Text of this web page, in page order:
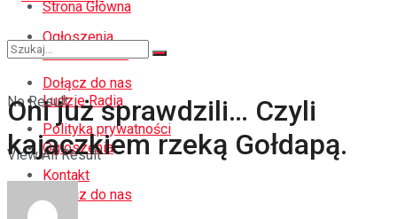
Ogłoszenia
Dołącz do nas
Polityka prywatności
Kontakt
Strona Główna
Pozdrowienia
Ludzie Radia
Ogłoszenia
Dołącz do nas
No Result
View All Result
Oni już sprawdzili… Czyli
kajaczkiem rzeką Gołdapą.